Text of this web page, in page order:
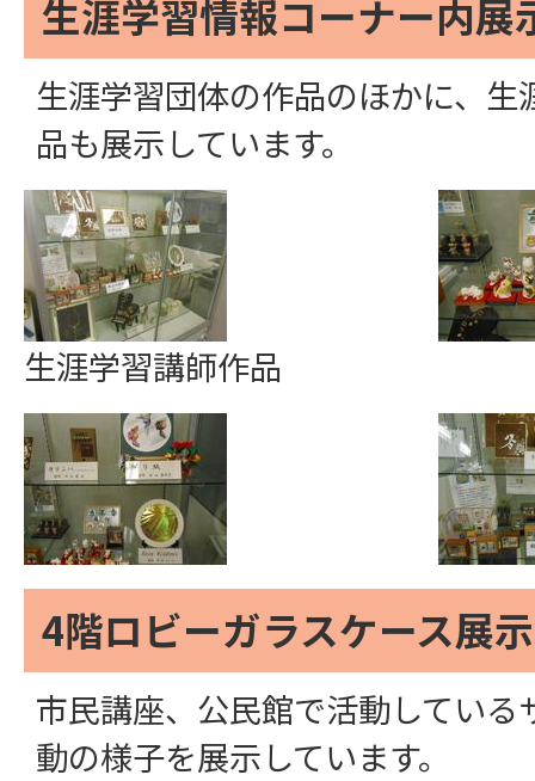
生涯学習情報コーナー内展
生涯学習団体の作品のほかに、
品も展示しています。
生涯学習講師作品
4階ロビーガラスケース展示
市民講座、公民館で活動している
動の様子を展示しています。